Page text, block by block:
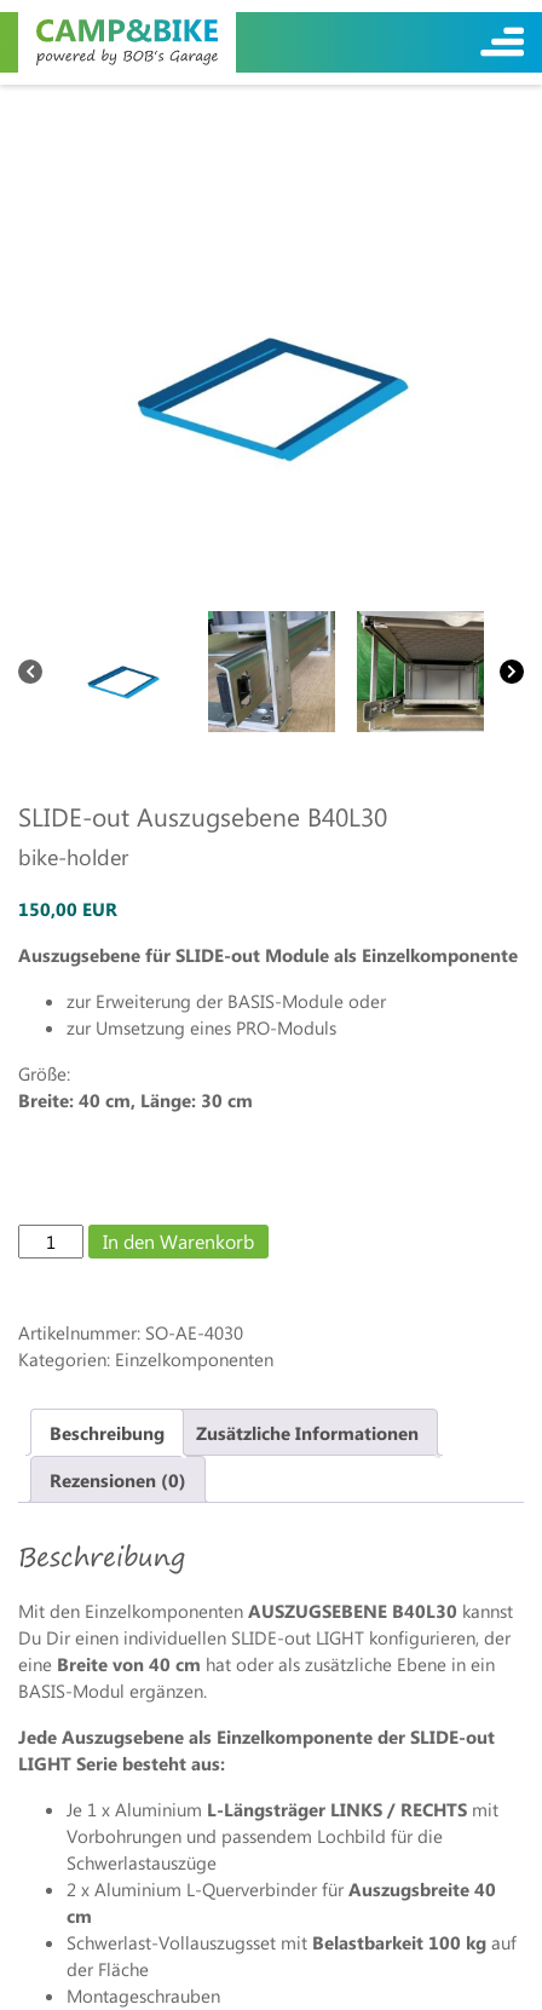
SLIDE-out Auszugsebene B40L30
bike-holder
150,00 EUR
Auszugsebene für SLIDE-out Module als Einzelkomponente
zur Erweiterung der BASIS-Module oder
zur Umsetzung eines PRO-Moduls
Größe:
Breite: 40 cm, Länge: 30 cm
SLIDE-
out
Menge
In den Warenkorb
Artikelnummer: SO-AE-4030
Kategorien: Einzelkomponenten
Beschreibung
Zusätzliche Informationen
Rezensionen (0)
Beschreibung
Mit den Einzelkomponenten AUSZUGSEBENE B40L30 kannst
Du Dir einen individuellen SLIDE-out LIGHT konfigurieren, der
eine Breite von 40 cm hat oder als zusätzliche Ebene in ein
BASIS-Modul ergänzen.
Jede Auszugsebene als Einzelkomponente der SLIDE-out
LIGHT Serie besteht aus:
Je 1 x Aluminium L-Längsträger LINKS / RECHTS mit
Vorbohrungen und passendem Lochbild für die
Schwerlastauszüge
2 x Aluminium L-Querverbinder für Auszugsbreite 40
cm
Schwerlast-Vollauszugsset mit Belastbarkeit 100 kg auf
der Fläche
Montageschrauben